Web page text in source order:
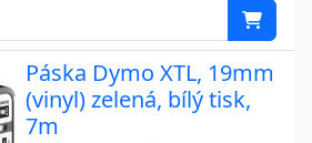
Páska Dymo XTL, 19mm
(vinyl) zelená, bílý tisk,
7m